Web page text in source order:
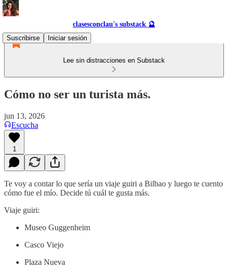
clasesconclau's substack 🔮
Suscribirse
Iniciar sesión
Lee sin distracciones en Substack
Cómo no ser un turista más.
jun 13, 2026
Escucha
1
Te voy a contar lo que sería un viaje guiri a Bilbao y luego te cuento
cómo fue el mío. Decide tú cuál te gusta más.
Viaje guiri:
Museo Guggenheim
Casco Viejo
Plaza Nueva